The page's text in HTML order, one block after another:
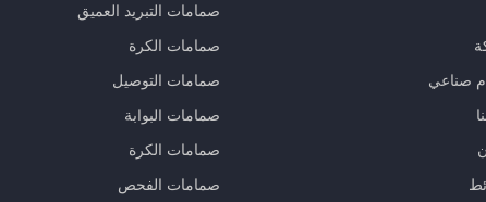
صناعي
صمامات التبريد العميق
صمامات الكرة
صمامات التوصيل
صمامات البوابة
صمامات الكرة
صمامات الفحص